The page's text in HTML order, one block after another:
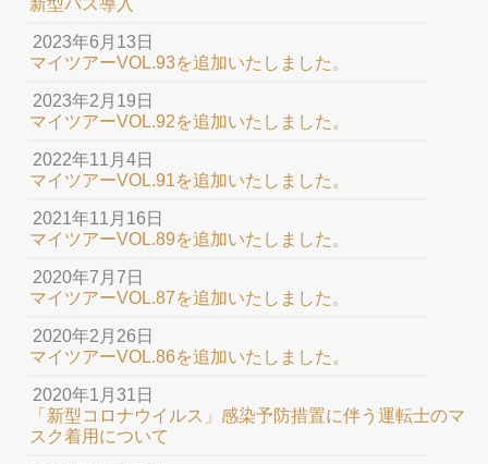
新型バス導入
2023年6月13日
マイツアーVOL.93を追加いたしました。
2023年2月19日
マイツアーVOL.92を追加いたしました。
2022年11月4日
マイツアーVOL.91を追加いたしました。
2021年11月16日
マイツアーVOL.89を追加いたしました。
2020年7月7日
マイツアーVOL.87を追加いたしました。
2020年2月26日
マイツアーVOL.86を追加いたしました。
2020年1月31日
「新型コロナウイルス」感染予防措置に伴う運転士のマ
スク着用について